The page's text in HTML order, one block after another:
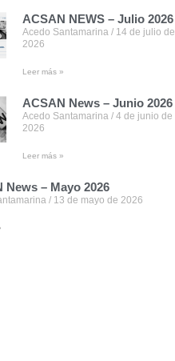
ACSAN NEWS – Julio 2026
Acedo Santamarina 14 de julio de
2026
Leer más »
ACSAN News – Junio 2026
Acedo Santamarina 4 de junio de
2026
Leer más »
News – Mayo 2026
13 de mayo de 2026